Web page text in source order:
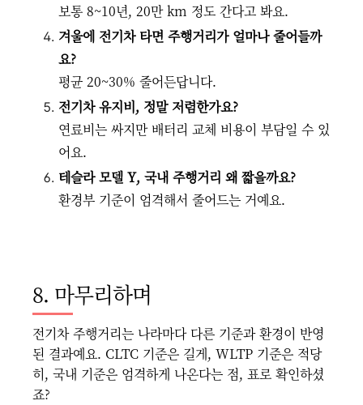
보통 8~10년, 20만 km 정도 간다고 봐요.
겨울에 전기차 타면 주행거리가 얼마나 줄어들까
요?
평균 20~30% 줄어든답니다.
전기차 유지비, 정말 저렴한가요?
연료비는 싸지만 배터리 교체 비용이 부담일 수 있
어요.
테슬라 모델 Y, 국내 주행거리 왜 짧을까요?
환경부 기준이 엄격해서 줄어드는 거예요.
8. 마무리하며
전기차 주행거리는 나라마다 다른 기준과 환경이 반영
된 결과예요. CLTC 기준은 길게, WLTP 기준은 적당
히, 국내 기준은 엄격하게 나온다는 점, 표로 확인하셨
죠?